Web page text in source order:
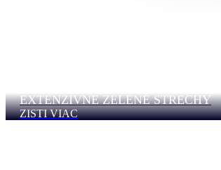
EXTENZÍVNE ZELENÉ STRECHY
ZISTI VIAC